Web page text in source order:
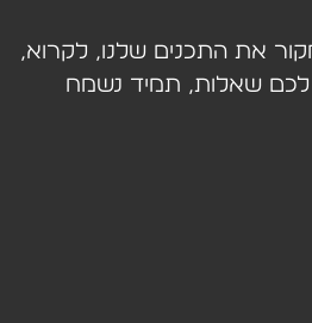
את התכנים שלנו, לקרוא,
לכם שאלות, תמיד נשמח